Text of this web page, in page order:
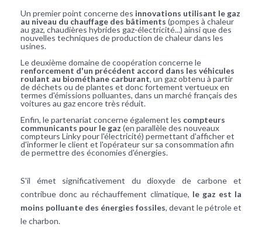
Un premier point concerne des innovations utilisant le gaz
au niveau du chauffage des bâtiments (pompes à chaleur
au gaz, chaudières hybrides gaz-électricité...) ainsi que des
nouvelles techniques de production de chaleur dans les
usines.
Le deuxième domaine de coopération concerne le
renforcement d'un précédent accord dans les véhicules
roulant au biométhane carburant, un gaz obtenu à partir
de déchets ou de plantes et donc fortement vertueux en
termes d'émissions polluantes, dans un marché français des
voitures au gaz encore très réduit.
Enfin, le partenariat concerne également les compteurs
communicants pour le gaz (en parallèle des nouveaux
compteurs Linky pour l'électricité) permettant d'afficher et
d'informer le client et l'opérateur sur sa consommation afin
de permettre des économies d'énergies.
S'il émet significativement du dioxyde de carbone et
contribue donc au réchauffement climatique, le gaz est la
moins polluante des énergies fossiles, devant le pétrole et
le charbon.